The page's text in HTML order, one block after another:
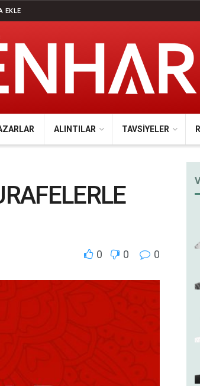
EKLE
ALINTILAR TAVSIYELER
0 0 0